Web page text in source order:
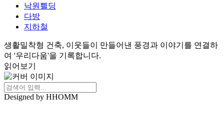
낙원쁼딩
다방
지하철
생활밀착형 건축, 이웃들이 만들어낸 풍경과 이야기를 연결하
여 '우리다움'을 기록합니다.
읽어보기
Designed by HHOMM